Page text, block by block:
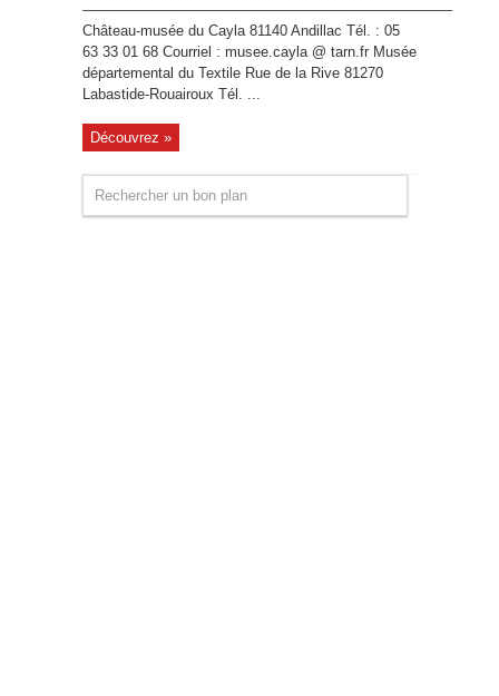
—————————————————————————–
Château-musée du Cayla 81140 Andillac Tél. : 05
63 33 01 68 Courriel : musee.cayla @ tarn.fr Musée
départemental du Textile Rue de la Rive 81270
Labastide-Rouairoux Tél. ...
Découvrez »